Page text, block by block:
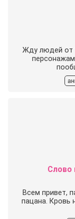
Жду людей от
Слово
Всем привет,
пацана. Кровь